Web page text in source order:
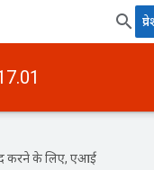
करने के लिए, एआई